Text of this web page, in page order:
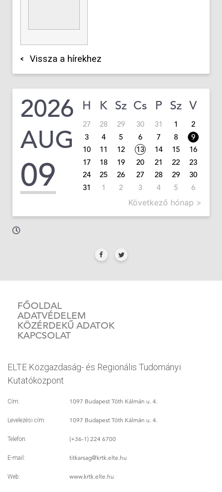
Vissza a hírekhez
2026
AUG
09
H K Sz Cs P Sz V
27 28 29 30 31 1
2
3
4 5 6 7 8
9
10
11 12 13 14 15
16
17
18 19 20 21 22
23
24
25 26 27 28 29
30
31
1 2 3 4 5 6
Következő hónap >
FŐOLDAL
ADATVÉDELEM
KÖZÉRDEKŰ ADATOK
KAPCSOLAT
ELTE Közgazdaság- és Regionális Tudományi
Kutatóközpont
Cím: 1097 Budapest Tóth Kálmán u. 4.
Levelezési cím: 1097 Budapest Tóth Kálmán u. 4.
Telefon: (+36-1) 224 6700
E-mail: titkarsag@krtk.elte.hu
Web: www.krtk.elte.hu